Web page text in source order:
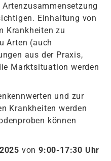
Einhaltung von
Krankheiten zu
Arten (auch
aus der Praxis,
Marktsituation werden
und zur
Krankheiten werden
können
von 9:00-17:30 Uhr